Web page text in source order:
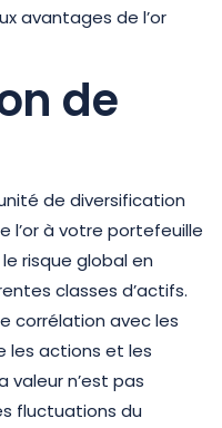
avantages de l’or
de
de diversification
l’or à votre portefeuille
risque global en
classes d’actifs.
corrélation avec les
les actions et les
valeur n’est pas
fluctuations du